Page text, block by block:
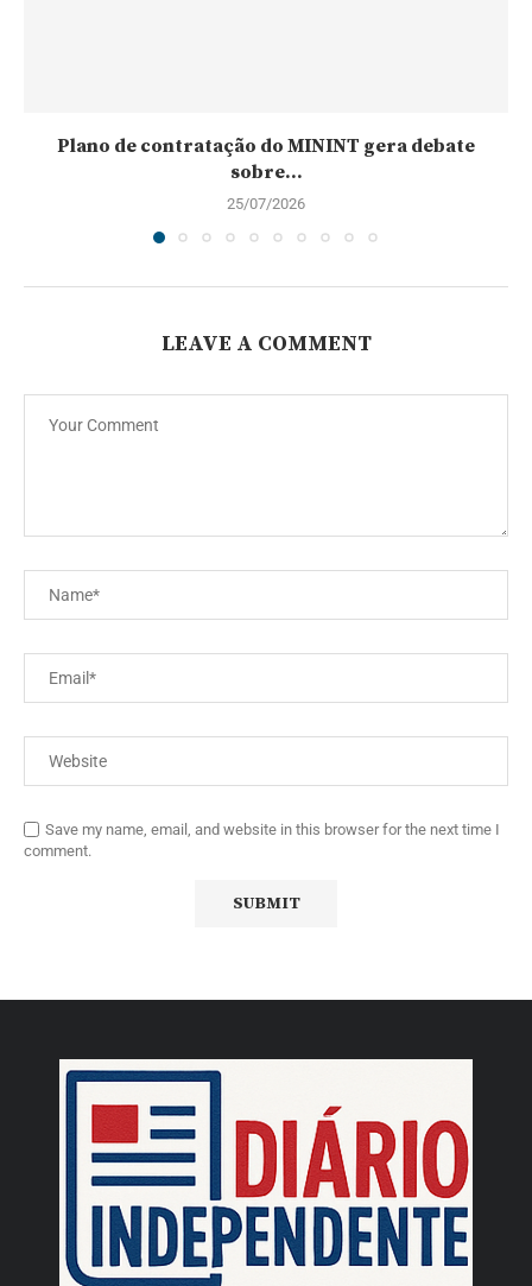
Plano de contratação do MININT gera debate
sobre...
25/07/2026
LEAVE A COMMENT
Save my name, email, and website in this browser for the next time I
comment.